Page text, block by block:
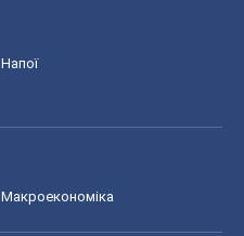
Напої
Макроекономіка